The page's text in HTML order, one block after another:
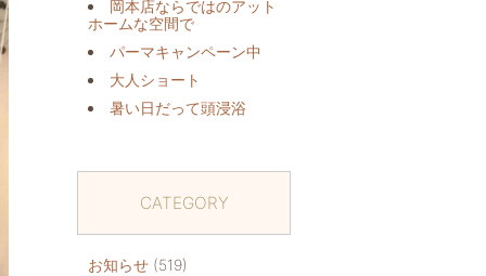
岡本店ならではのアット
ホームな空間で
パーマキャンペーン中️
大人ショート
暑い日だって頭浸浴️
CATEGORY
お知らせ (519)